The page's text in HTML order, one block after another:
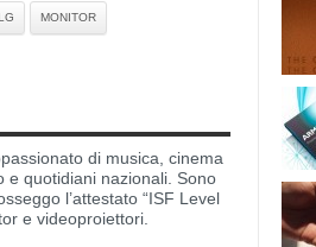
MONITOR
di musica, cinema
e quotidiani nazionali. Sono
l’attestato “ISF Level
e videoproiettori.